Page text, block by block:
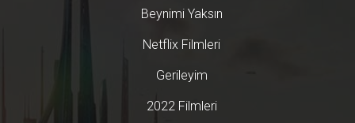
Beynimi Yaksın
Netflix Filmleri
Gerileyim
2022 Filmleri